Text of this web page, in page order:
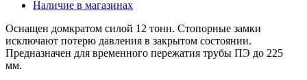
Наличие в магазинах
Оснащен домкратом силой 12 тонн. Стопорные замки
исключают потерю давления в закрытом состоянии.
Предназначен для временного пережатия трубы ПЭ до 225
мм.